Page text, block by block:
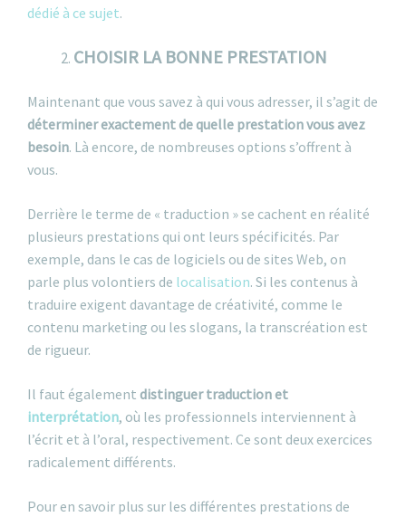
dédié à ce sujet.
CHOISIR LA BONNE PRESTATION
Maintenant que vous savez à qui vous adresser, il s’agit de
déterminer exactement de quelle prestation vous avez
besoin. Là encore, de nombreuses options s’offrent à
vous.
Derrière le terme de « traduction » se cachent en réalité
plusieurs prestations qui ont leurs spécificités. Par
exemple, dans le cas de logiciels ou de sites Web, on
parle plus volontiers de localisation. Si les contenus à
traduire exigent davantage de créativité, comme le
contenu marketing ou les slogans, la transcréation est
de rigueur.
Il faut également distinguer traduction et
interprétation, où les professionnels interviennent à
l’écrit et à l’oral, respectivement. Ce sont deux exercices
radicalement différents.
Pour en savoir plus sur les différentes prestations de